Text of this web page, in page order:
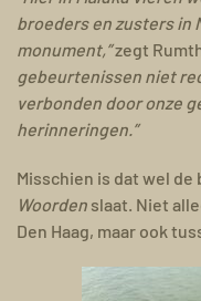
broeders en zusters in
monument,”zegt
gebeurtenissen niet
verbonden door onze
herinneringen.”
Misschien is dat wel
Woorden slaat. Niet
Den Haag, maar ook